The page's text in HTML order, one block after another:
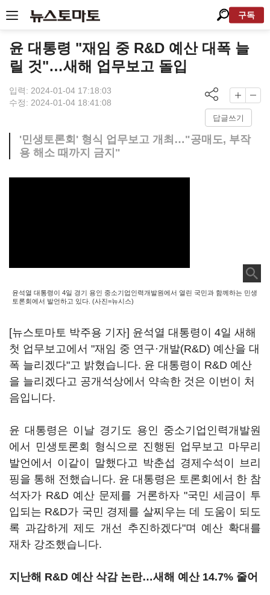
구독
윤 대통령 "재임 중 R&D 예산 대폭 늘
릴 것"…새해 업무보고 돌입
입력: 2024-01-04 17:18:03
수정: 2024-01-04 18:41:08
답글쓰기
'민생토론회' 형식 업무보고 개최…"공매도, 부작
용 해소 때까지 금지"
윤석열 대통령이 4일 경기 용인 중소기업인력개발원에서 열린 국민과 함께하는 민생
토론회에서 발언하고 있다. (사진=뉴시스)
[뉴스토마토 박주용 기자] 윤석열 대통령이 4일 새해
첫 업무보고에서 "재임 중 연구·개발(R&D) 예산을 대
폭 늘리겠다"고 밝혔습니다. 윤 대통령이 R&D 예산
을 늘리겠다고 공개석상에서 약속한 것은 이번이 처
음입니다.
윤 대통령은 이날 경기도 용인 중소기업인력개발원
에서 민생토론회 형식으로 진행된 업무보고 마무리
발언에서 이같이 말했다고 박춘섭 경제수석이 브리
핑을 통해 전했습니다. 윤 대통령은 토론회에서 한 참
석자가 R&D 예산 문제를 거론하자 "국민 세금이 투
입되는 R&D가 국민 경제를 살찌우는 데 도움이 되도
록 과감하게 제도 개선 추진하겠다"며 예산 확대를
재차 강조했습니다.
지난해 R&D 예산 삭감 논란…새해 예산 14.7% 줄어